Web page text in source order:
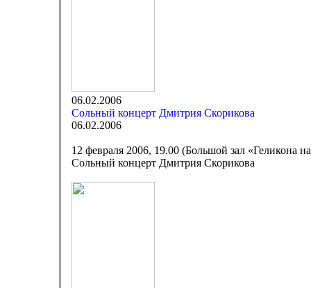
06.02.2006
Сольный концерт Дмитрия Скорикова
06.02.2006
12 февраля 2006, 19.00 (Большой зал «Геликона
Сольный концерт Дмитрия Скорикова